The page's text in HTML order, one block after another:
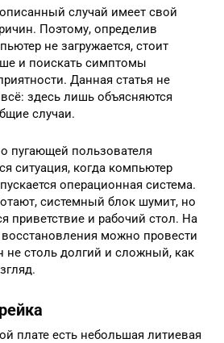
случай имеет свой
Поэтому, определив
не загружается, стоит
и поискать симптомы
Данная статья не
всё: здесь лишь объясняются
случаи.
пугающей пользователя
ситуация, когда компьютер
операционная система.
системный блок шумит, но
приветствие и рабочий стол. На
можно провести
не столь долгий и сложный, как
плате есть небольшая литиевая